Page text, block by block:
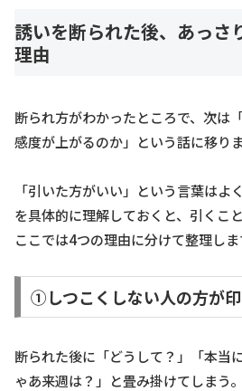
誘いを断られた後、あっさ
理由
断られ方がわかったところで、次は
感度が上がるのか」という話に移りま
「引いた方がいい」という言葉はよ
を具体的に理解しておくと、引くこ
ここでは4つの理由に分けて整理しま
①しつこくしない人の方が
断られた後に「どうして？」「本当
ゃあ来週は？」と畳み掛けてしまう